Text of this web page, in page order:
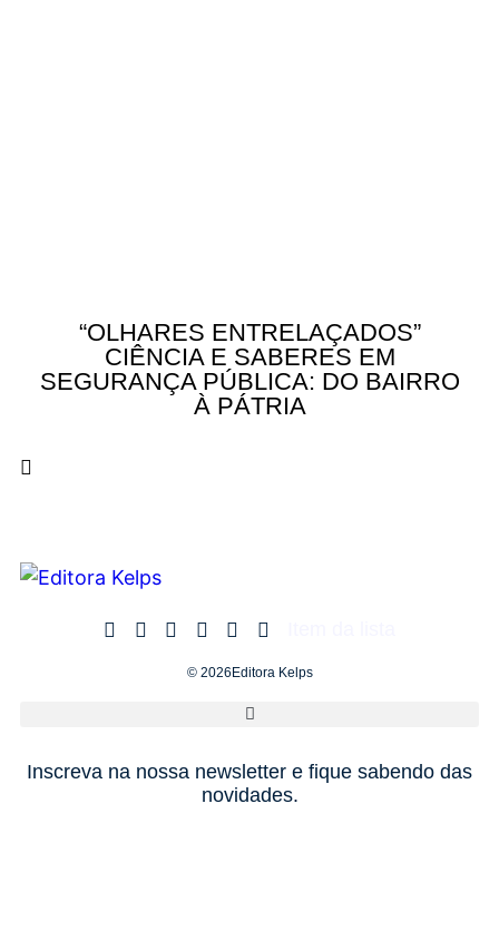
“OLHARES ENTRELAÇADOS”
CIÊNCIA E SABERES EM
SEGURANÇA PÚBLICA: DO BAIRRO
À PÁTRIA
© 2026Editora Kelps
Inscreva na nossa newsletter e fique sabendo das
novidades.